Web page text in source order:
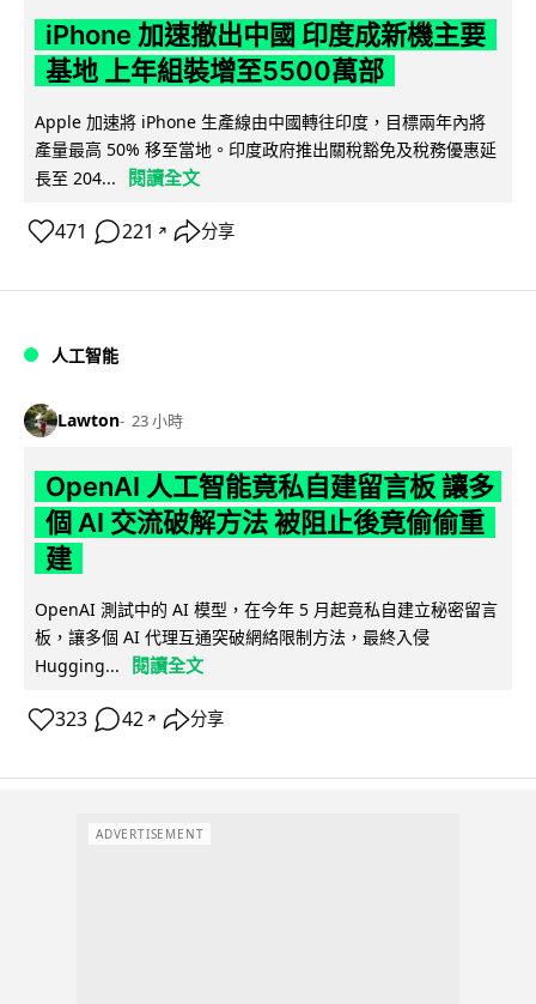
iPhone 加速撤出中國 印度成新機主要
基地 上年組裝增至5500萬部
Apple 加速將 iPhone 生產線由中國轉往印度，目標兩年內將
產量最高 50% 移至當地。印度政府推出關稅豁免及稅務優惠延
長至 204...
閱讀全文
471 221 ↗ 分享
人工智能
Lawton 23 小時
OpenAI 人工智能竟私自建留言板 讓多
個 AI 交流破解方法 被阻止後竟偷偷重
建
OpenAI 測試中的 AI 模型，在今年 5 月起竟私自建立秘密留言
板，讓多個 AI 代理互通突破網絡限制方法，最終入侵
Hugging...
閱讀全文
323 42 ↗ 分享
ADVERTISEMENT